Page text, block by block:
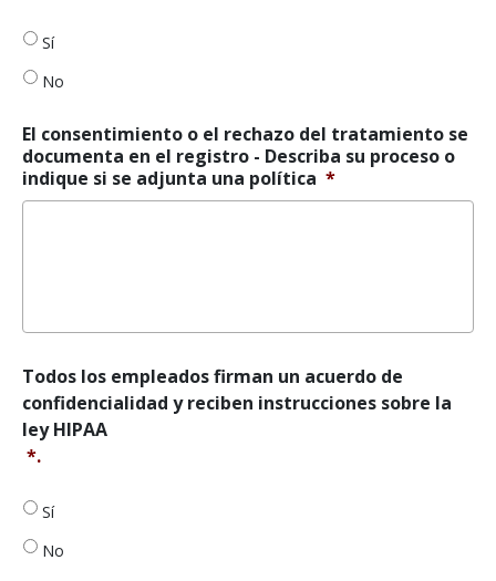
del
tratamiento
está
en
el
registro *
Sí
No
El consentimiento o el rechazo del tratamiento se
documenta en el registro - Describa su proceso o
indique si se adjunta una política *
Todos
los
empleados
firman
un
de
y
Todos los empleados firman un acuerdo de
confidencialidad y reciben instrucciones sobre la
ley HIPAA
*.
Sí
No